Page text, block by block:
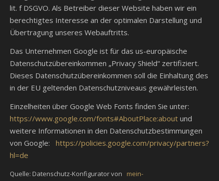
lit. f DSGVO. Als Betreiber dieser Website haben wir ein
berechtigtes Interesse an der optimalen Darstellung und
Übertragung unseres Webauftritts.
Das Unternehmen Google ist für das us-europäische
Datenschutzübereinkommen „Privacy Shield“ zertifiziert.
Dieses Datenschutzübereinkommen soll die Einhaltung des
in der EU geltenden Datenschutzniveaus gewährleisten.
Einzelheiten über Google Web Fonts finden Sie unter:
https://www.google.com/fonts#AboutPlace:about und
weitere Informationen in den Datenschutzbestimmungen
von Google: https://policies.google.com/privacy/partners?
hl=de
Quelle: Datenschutz-Konfigurator von mein-